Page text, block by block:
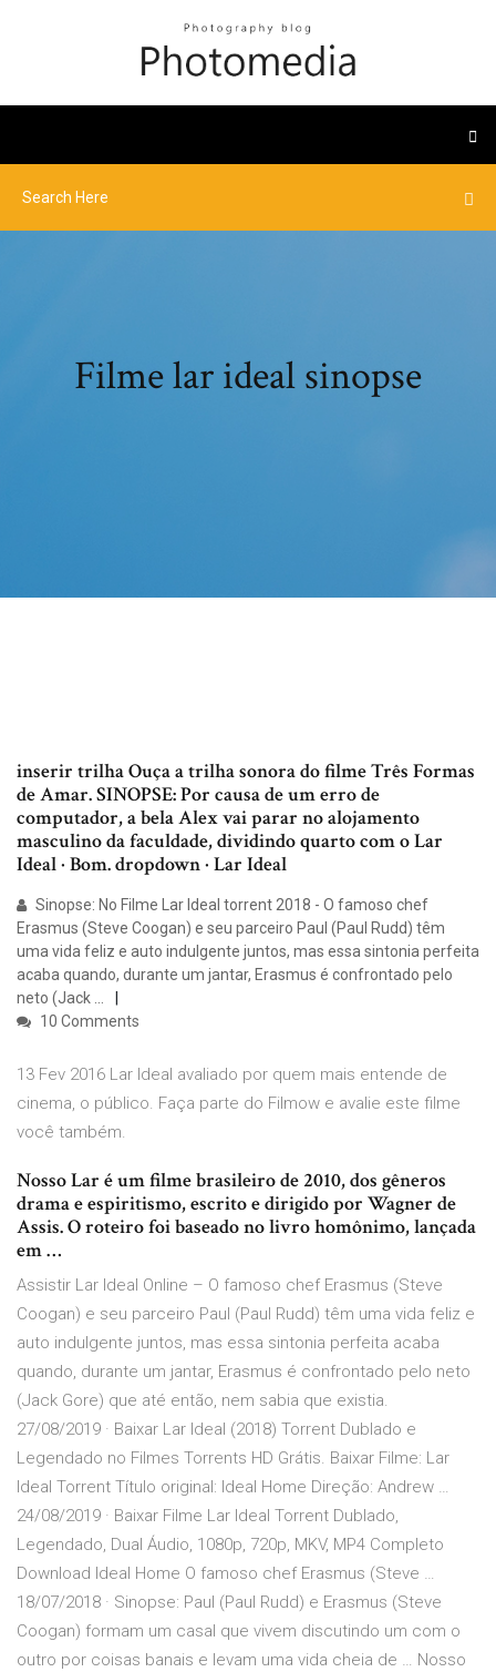
Filme lar ideal sinopse
inserir trilha Ouça a trilha sonora do filme Três Formas
de Amar. SINOPSE: Por causa de um erro de
computador, a bela Alex vai parar no alojamento
masculino da faculdade, dividindo quarto com o Lar
Ideal · Bom. dropdown · Lar Ideal
Sinopse: No Filme Lar Ideal torrent 2018 - O famoso chef
Erasmus (Steve Coogan) e seu parceiro Paul (Paul Rudd) têm
uma vida feliz e auto indulgente juntos, mas essa sintonia perfeita
acaba quando, durante um jantar, Erasmus é confrontado pelo
neto (Jack …
10 Comments
13 Fev 2016 Lar Ideal avaliado por quem mais entende de
cinema, o público. Faça parte do Filmow e avalie este filme
você também.
Nosso Lar é um filme brasileiro de 2010, dos gêneros
drama e espiritismo, escrito e dirigido por Wagner de
Assis. O roteiro foi baseado no livro homônimo, lançada
em …
Assistir Lar Ideal Online – O famoso chef Erasmus (Steve
Coogan) e seu parceiro Paul (Paul Rudd) têm uma vida feliz e
auto indulgente juntos, mas essa sintonia perfeita acaba
quando, durante um jantar, Erasmus é confrontado pelo neto
(Jack Gore) que até então, nem sabia que existia.
27/08/2019 · Baixar Lar Ideal (2018) Torrent Dublado e
Legendado no Filmes Torrents HD Grátis. Baixar Filme: Lar
Ideal Torrent Título original: Ideal Home Direção: Andrew …
24/08/2019 · Baixar Filme Lar Ideal Torrent Dublado,
Legendado, Dual Áudio, 1080p, 720p, MKV, MP4 Completo
Download Ideal Home O famoso chef Erasmus (Steve …
18/07/2018 · Sinopse: Paul (Paul Rudd) e Erasmus (Steve
Coogan) formam um casal que vivem discutindo um com o
outro por coisas banais e levam uma vida cheia de … Nosso